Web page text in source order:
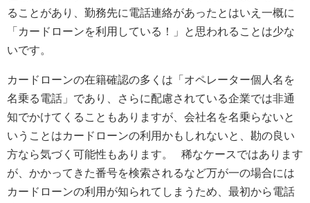
15.1 Q1：アルバイトや派遣社員でも借りられる？
15.2
Q2：オペレーターに伝えれば絶対電話連絡がこ
ない？
15.3 Q3：契約書類等は自宅に送られてくる？
15.4
Q4：利用の予定がない場合はどうやって解約す
る？
16 まとめ
ることがあり、勤務先に電話連絡があったとはいえ一概に
「カードローンを利用している！」と思われることは少な
いです。
カードローンの在籍確認の多くは「オペレーター個人名を
名乗る電話」であり、さらに配慮されている企業では非通
知でかけてくることもありますが、会社名を名乗らないと
いうことはカードローンの利用かもしれないと、勘の良い
方なら気づく可能性もあります。 稀なケースではあります
が、かかってきた番号を検索されるなど万が一の場合には
カードローンの利用が知られてしまうため、最初から電話